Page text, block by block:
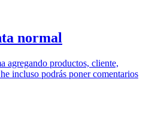
normal
agregando productos, cliente,
incluso podrás poner comentarios